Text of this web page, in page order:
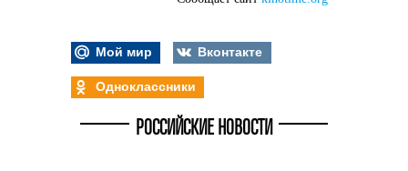
Мой мир
Вконтакте
Одноклассники
РОССИЙСКИЕ НОВОСТИ